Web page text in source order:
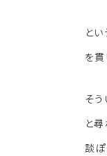
と
を
そ
と
談ぽ